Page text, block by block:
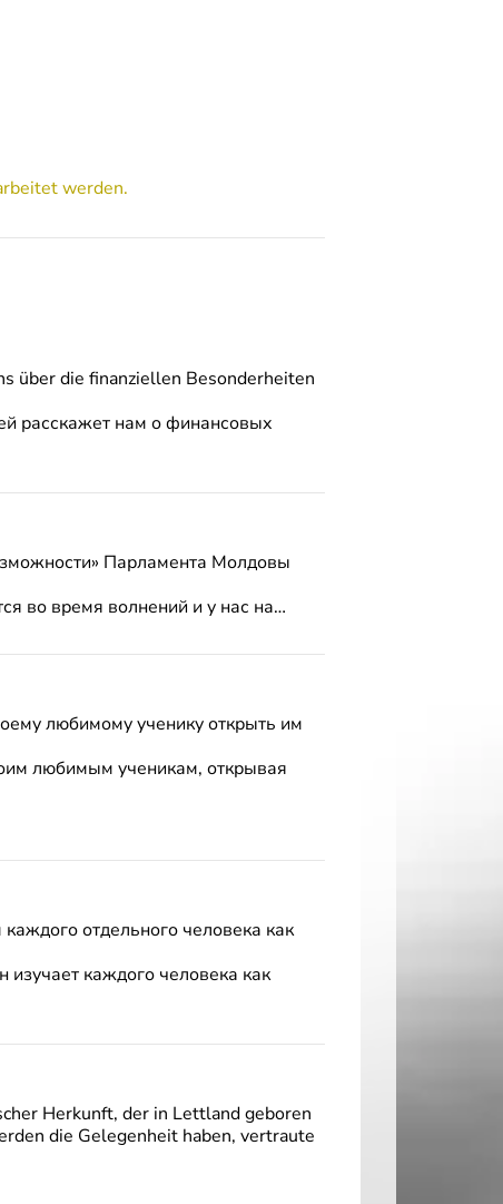
werden.
über die finanziellen Besonderheiten
расскажет нам о финансовых
Парламента Молдовы
во время волнений и у нас на…
любимому ученику открыть им
любимым ученикам, открывая
отдельного человека как
изучает каждого человека как
Herkunft, der in Lettland geboren
die Gelegenheit haben, vertraute